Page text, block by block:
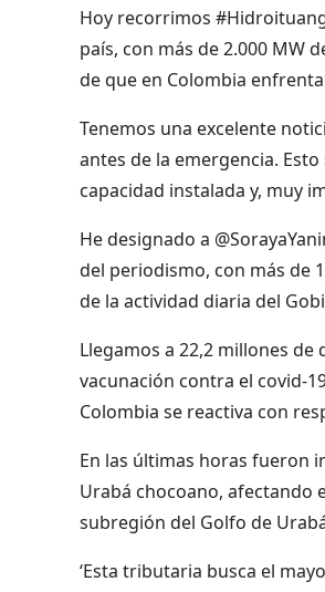
Hoy recorrimos
país, con más de 2.000 MW
de que en Colombia
Tenemos una excelente
antes de la emergencia.
capacidad instalada y, muy
He designado a
del periodismo, con más de
de la actividad diaria del
Llegamos a 22,2 millones
vacunación contra el covid-
Colombia se reactiva con
En las últimas horas fueron
Urabá chocoano, afectando
subregión del Golfo de
‘Esta tributaria busca el